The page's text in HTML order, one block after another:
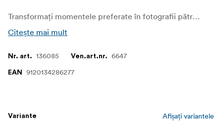
Transformați momentele preferate în fotografii pătrate îndrăznețe cu imprimanta foto de buzunar Polaroid Hi·Print 3×3. Această imprimantă Bluetooth compactă funcționează și ca ramă foto și este livrată gata de utilizare, cu 60 de coli de hârtie foto incluse, astfel încât să puteți imprima mai multe fotografii încă de la început.
Citește mai mult
Nr. art. 136085 Ven.art.nr. 6647
EAN 9120134286277
Variante Afișați variantele